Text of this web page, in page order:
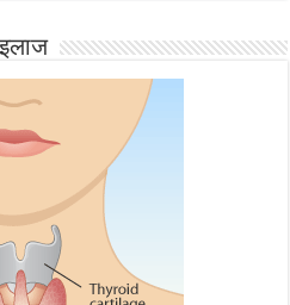
इलाज